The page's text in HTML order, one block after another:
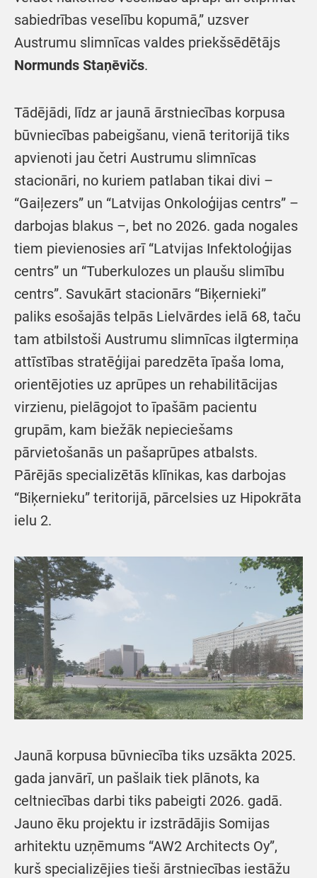
sabiedrības veselību kopumā,” uzsver
Austrumu slimnīcas valdes priekšsēdētājs
Normunds Staņēvičs.
Tādējādi, līdz ar jaunā ārstniecības korpusa
būvniecības pabeigšanu, vienā teritorijā tiks
apvienoti jau četri Austrumu slimnīcas
stacionāri, no kuriem patlaban tikai divi –
“Gaiļezers” un “Latvijas Onkoloģijas centrs” –
darbojas blakus –, bet no 2026. gada nogales
tiem pievienosies arī “Latvijas Infektoloģijas
centrs” un “Tuberkulozes un plaušu slimību
centrs”. Savukārt stacionārs “Biķernieki”
paliks esošajās telpās Lielvārdes ielā 68, taču
tam atbilstoši Austrumu slimnīcas ilgtermiņa
attīstības stratēģijai paredzēta īpaša loma,
orientējoties uz aprūpes un rehabilitācijas
virzienu, pielāgojot to īpašām pacientu
grupām, kam biežāk nepieciešams
pārvietošanās un pašaprūpes atbalsts.
Pārējās specializētās klīnikas, kas darbojas
“Biķernieku” teritorijā, pārcelsies uz Hipokrāta
ielu 2.
Jaunā korpusa būvniecība tiks uzsākta 2025.
gada janvārī, un pašlaik tiek plānots, ka
celtniecības darbi tiks pabeigti 2026. gadā.
Jauno ēku projektu ir izstrādājis Somijas
arhitektu uzņēmums “AW2 Architects Oy”,
kurš specializējies tieši ārstniecības iestāžu